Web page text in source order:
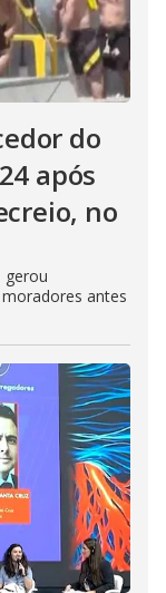
do
após
no
gerou
antes